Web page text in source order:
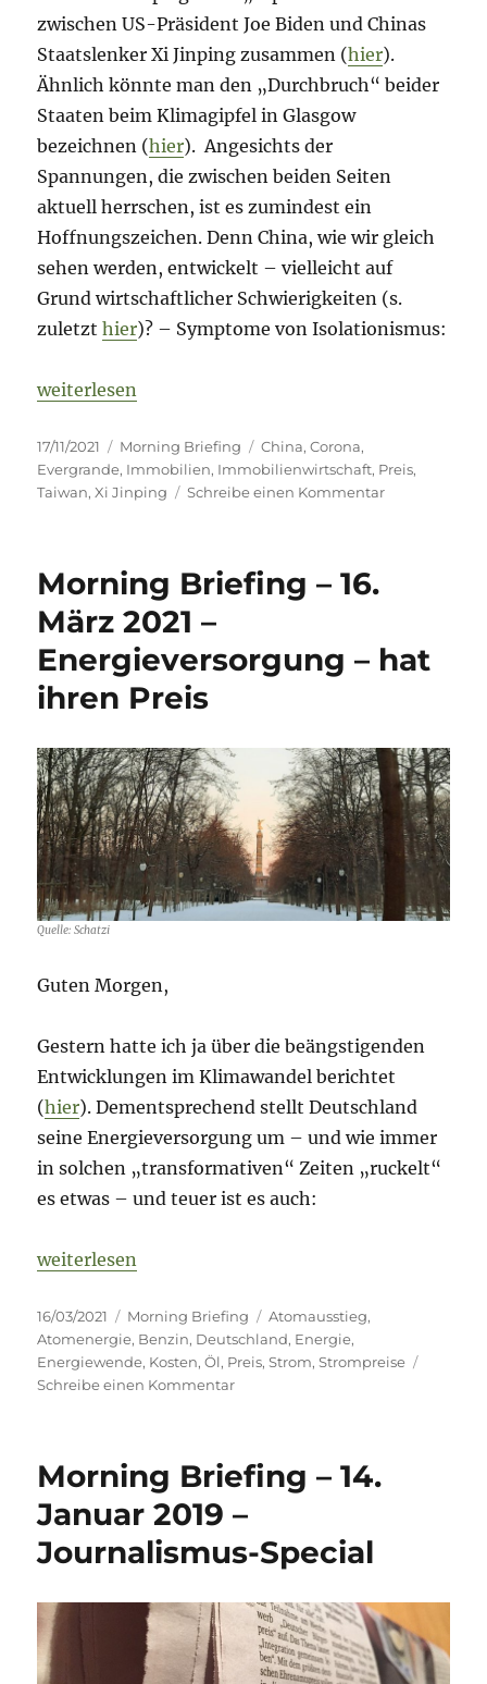
zwischen US-Präsident Joe Biden und Chinas
Staatslenker Xi Jinping zusammen (hier).
Ähnlich könnte man den „Durchbruch“ beider
Staaten beim Klimagipfel in Glasgow
bezeichnen (hier). Angesichts der
Spannungen, die zwischen beiden Seiten
aktuell herrschen, ist es zumindest ein
Hoffnungszeichen. Denn China, wie wir gleich
sehen werden, entwickelt – vielleicht auf
Grund wirtschaftlicher Schwierigkeiten (s.
zuletzthier)? – Symptome von Isolationismus:
„Morning Briefing – 17. November 2021 – China
weiterlesen
Veröffentlicht
am
17/11/2021 Kategorien
Morning Briefing Schlagwörter
China,Corona,
Evergrande, Immobilien, Immobilienwirtschaft, Preis,
Taiwan,Xi Jinping Schreibe einen Kommentarzu
–
China
Sie
miteinander
geredet“
Morning Briefing – 16.
März 2021 –
Energieversorgung – hat
ihren Preis
Quelle: Schatzi
Guten Morgen,
Gestern hatte ich ja über die beängstigenden
Entwicklungen im Klimawandel berichtet
(hier). Dementsprechend stellt Deutschland
seine Energieversorgung um – und wie immer
in solchen „transformativen“ Zeiten „ruckelt“
es etwas – und teuer ist es auch:
„Morning Briefing – 16. März 2021 –
weiterlesen
Veröffentlicht
am
16/03/2021 Kategorien
Morning Briefing Schlagwörter
Atomausstieg,
Atomenergie, Benzin, Deutschland, Energie,
Energiewende, Kosten,Öl, Preis,Strom,Strompreise
Schreibe einen Kommentarzu
16.
2021
–
Energieversorgung
hat
ihren
Preis
Morning Briefing – 14.
Januar 2019 –
Journalismus-Special